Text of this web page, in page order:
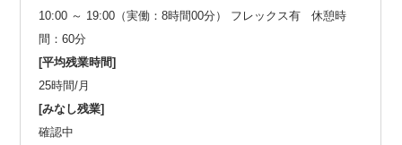
10:00 ～ 19:00（実働：8時間00分） フレックス有 休憩時
間：60分
[平均残業時間]
25時間/月
[みなし残業]
確認中